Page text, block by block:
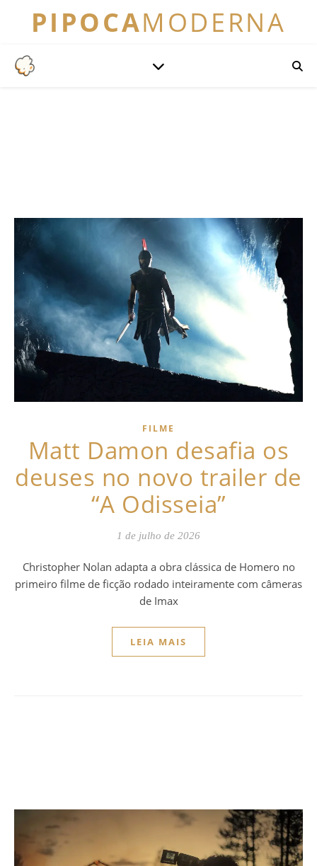
PIPOCAMODERNA
FILME
Matt Damon desafia os
deuses no novo trailer de
“A Odisseia”
1 de julho de 2026
Christopher Nolan adapta a obra clássica de Homero no
primeiro filme de ficção rodado inteiramente com câmeras
de Imax
LEIA MAIS